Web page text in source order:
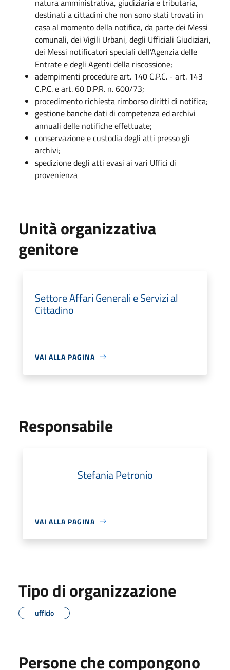
destinati a cittadini che non sono stati trovati in
casa al momento della notifica, da parte dei Messi
comunali, dei Vigili Urbani, degli Ufficiali Giudiziari,
dei Messi notificatori speciali dell’Agenzia delle
Entrate e degli Agenti della riscossione;
adempimenti procedure art. 140 C.P.C. - art. 143
C.P.C. e art. 60 D.P.R. n. 600/73;
procedimento richiesta rimborso diritti di notifica;
gestione banche dati di competenza ed archivi
annuali delle notifiche effettuate;
conservazione e custodia degli atti presso gli
archivi;
spedizione degli atti evasi ai vari Uffici di
provenienza
Unità organizzativa
genitore
Settore Affari Generali e Servizi al
Cittadino
VAI ALLA PAGINA
Responsabile
Stefania Petronio
VAI ALLA PAGINA
Tipo di organizzazione
ufficio
Persone che compongono